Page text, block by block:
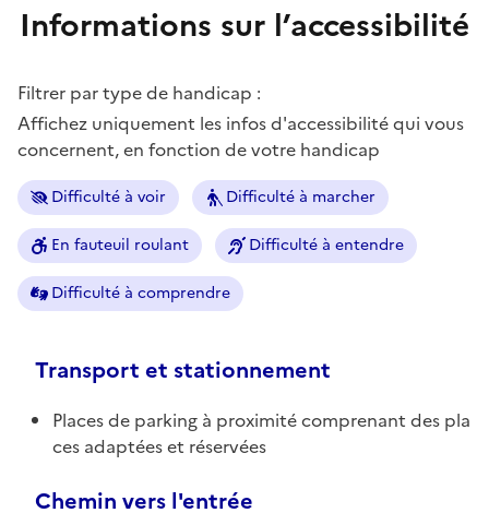
Informations sur l’accessibilité
Filtrer par type de handicap :
Affichez uniquement les infos d'accessibilité qui vous
concernent, en fonction de votre handicap
Difficulté à voir Difficulté à marcher
En fauteuil roulant Difficulté à entendre
Difficulté à comprendre
Transport et stationnement
Places de parking à proximité comprenant des pla
ces adaptées et réservées
Chemin vers l'entrée